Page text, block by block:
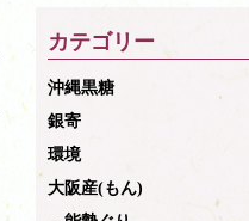
カテゴリー
沖縄黒糖
銀寄
環境
大阪産(もん)